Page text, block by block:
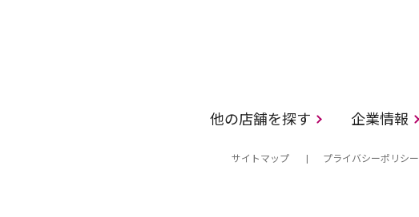
他の店舗を探す 企業情報
サイトマップ プライバシーポリシー